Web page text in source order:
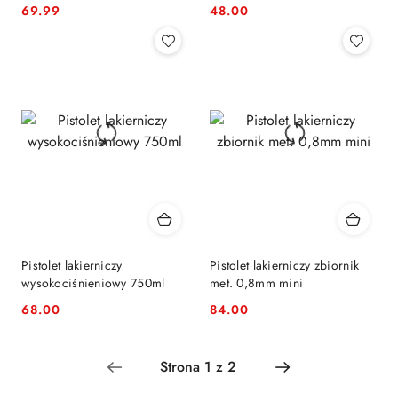
Cena:
69.99 Cena:
48.00
Pistolet lakierniczy
wysokociśnieniowy 750ml
Cena:
68.00
Pistolet lakierniczy zbiornik
met. 0,8mm mini
Cena:
84.00